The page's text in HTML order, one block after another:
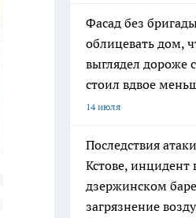
Фасад без
облицевать дом,
выглядел дороже
стоил вдвое
14 июля
Последствия
Кстове, инцидент
дзержинском
загрязнение